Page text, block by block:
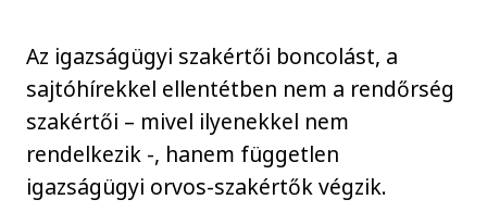
Az igazságügyi szakértői boncolást, a
sajtóhírekkel ellentétben nem a rendőrség
szakértői – mivel ilyenekkel nem
rendelkezik -, hanem független
igazságügyi orvos-szakértők végzik.